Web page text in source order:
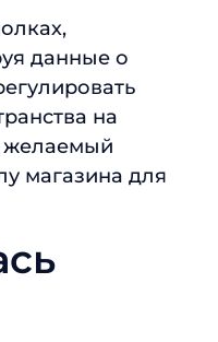
данные о
на
желаемый
магазина для